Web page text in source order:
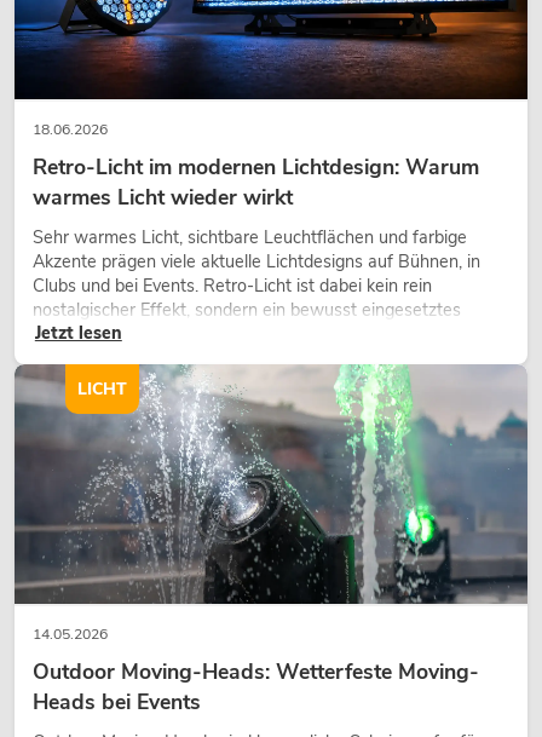
18.06.2026
Retro-Licht im modernen Lichtdesign: Warum
warmes Licht wieder wirkt
Sehr warmes Licht, sichtbare Leuchtflächen und farbige
Akzente prägen viele aktuelle Lichtdesigns auf Bühnen, in
Clubs und bei Events. Retro-Licht ist dabei kein rein
nostalgischer Effekt, sondern ein bewusst eingesetztes
Gestaltungsmittel: Es schafft Atmosphäre, gibt Szenen
wirken lassen.
Jetzt lesen
14.05.2026
Outdoor Moving-Heads: Wetterfeste Moving-
Heads bei Events
LICHT